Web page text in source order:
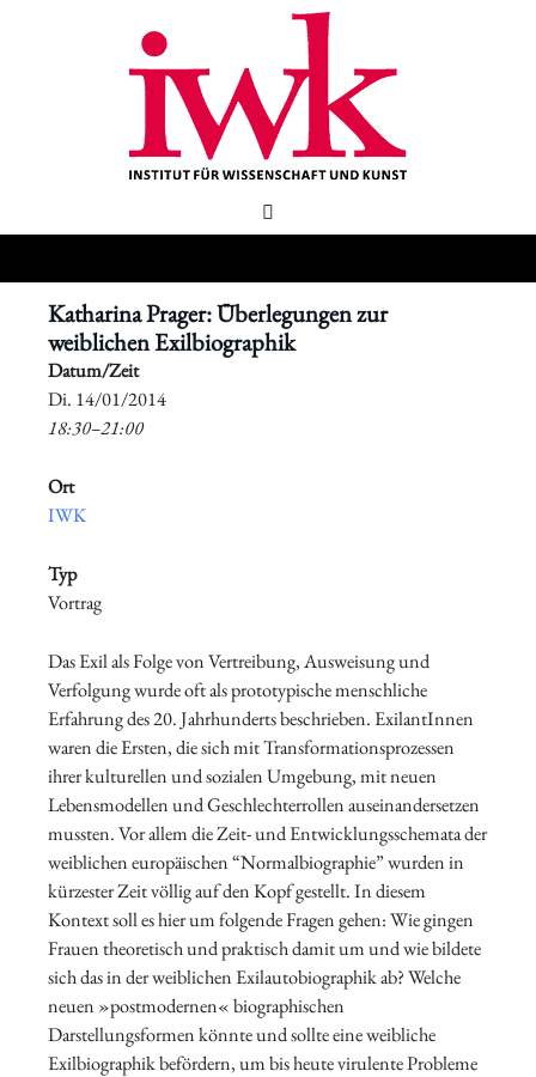
Katharina Prager: Überlegungen zur
weiblichen Exilbiographik
Datum/Zeit
​Di. 14/01/2014
18:30–21:00
Ort
IWK
Typ
Vortrag
Das Exil als Folge von Vertreibung, Ausweisung und
Verfolgung wurde oft als prototypische menschliche
Erfahrung des 20. Jahrhunderts beschrieben. ExilantInnen
waren die Ersten, die sich mit Transformationsprozessen
ihrer kulturellen und sozialen Umgebung, mit neuen
Lebensmodellen und Geschlechterrollen auseinandersetzen
mussten. Vor allem die Zeit- und Entwicklungsschemata der
weiblichen europäischen “Normalbiographie” wurden in
kürzester Zeit völlig auf den Kopf gestellt. In diesem
Kontext soll es hier um folgende Fragen gehen: Wie gingen
Frauen theoretisch und praktisch damit um und wie bildete
sich das in der weiblichen Exilautobiographik ab? Welche
neuen »postmodernen« biographischen
Darstellungsformen könnte und sollte eine weibliche
Exilbiographik befördern, um bis heute virulente Probleme